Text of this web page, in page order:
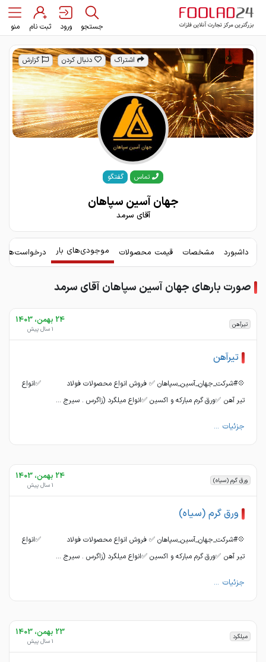
جستجو ورود ثبت نام منو
اشتراک دنبال کردن گزارش
تماس گفتگو
جهان آسین سپاهان
آقای سرمد
داشبورد مشخصات قیمت محصولات موجودی‌های بار
صورت بارهای جهان آسین سپاهان آقای سرمد
تیرآهن 24 بهمن، 1403
1 سال پیش
تیرآهن
💠#شرکت_جهان_آسین_سپاهان ✅ فروش انواع محصولات فولاد ✅انواع
تیر آهن ✅ورق گرم مبارکه و اکسین ✅انواع میلگرد (زاگرس . سیرج ...
جزئیات ...
ورق گرم (سیاه) 24 بهمن، 1403
1 سال پیش
ورق گرم (سیاه)
💠#شرکت_جهان_آسین_سپاهان ✅ فروش انواع محصولات فولاد ✅انواع
تیر آهن ✅ورق گرم مبارکه و اکسین ✅انواع میلگرد (زاگرس . سیرج ...
جزئیات ...
میلگرد 23 بهمن، 1403
1 سال پیش